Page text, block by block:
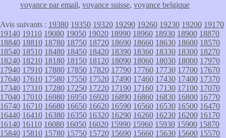
voyance par email, voyance suisse, voyance belgique
Avis suivants : 19380 19350 19320 19290 19260 19230 19200 19170
19140 19110 19080 19050 19020 18990 18960 18930 18900 18870
18840 18810 18780 18750 18720 18690 18660 18630 18600 18570
18540 18510 18480 18450 18420 18390 18360 18330 18300 18270
18240 18210 18180 18150 18120 18090 18060 18030 18000 17970
17940 17910 17880 17850 17820 17790 17760 17730 17700 17670
17640 17610 17580 17550 17520 17490 17460 17430 17400 17370
17340 17310 17280 17250 17220 17190 17160 17130 17100 17070
17040 17010 16980 16950 16920 16890 16860 16830 16800 16770
16740 16710 16680 16650 16620 16590 16560 16530 16500 16470
16440 16410 16380 16350 16320 16290 16260 16230 16200 16170
16140 16110 16080 16050 16020 15990 15960 15930 15900 15870
15840 15810 15780 15750 15720 15690 15660 15630 15600 15570